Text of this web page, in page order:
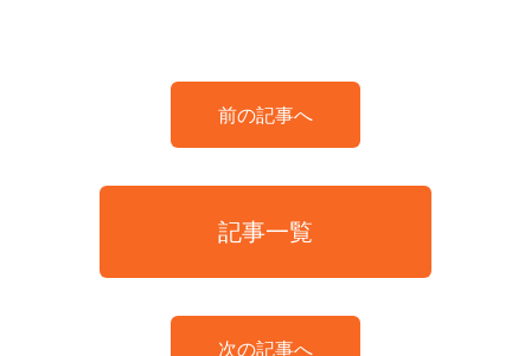
前の記事へ
記事一覧
次の記事へ